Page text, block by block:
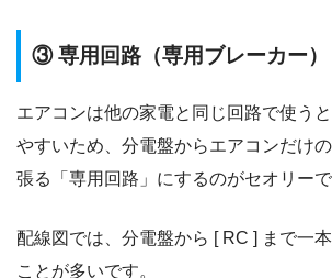
③ 専用回路（専用ブレーカー）
エアコンは他の家電と同じ回路で使う
やすいため、分電盤からエアコンだけ
張る「専用回路」にするのがセオリーで
配線図では、分電盤から [ RC ] まで一
ことが多いです。